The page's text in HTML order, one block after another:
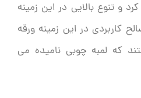
و تنوع بالایی در این زمینه
کاربردی در این زمینه ورقه
که لمبه چوبی نامیده می